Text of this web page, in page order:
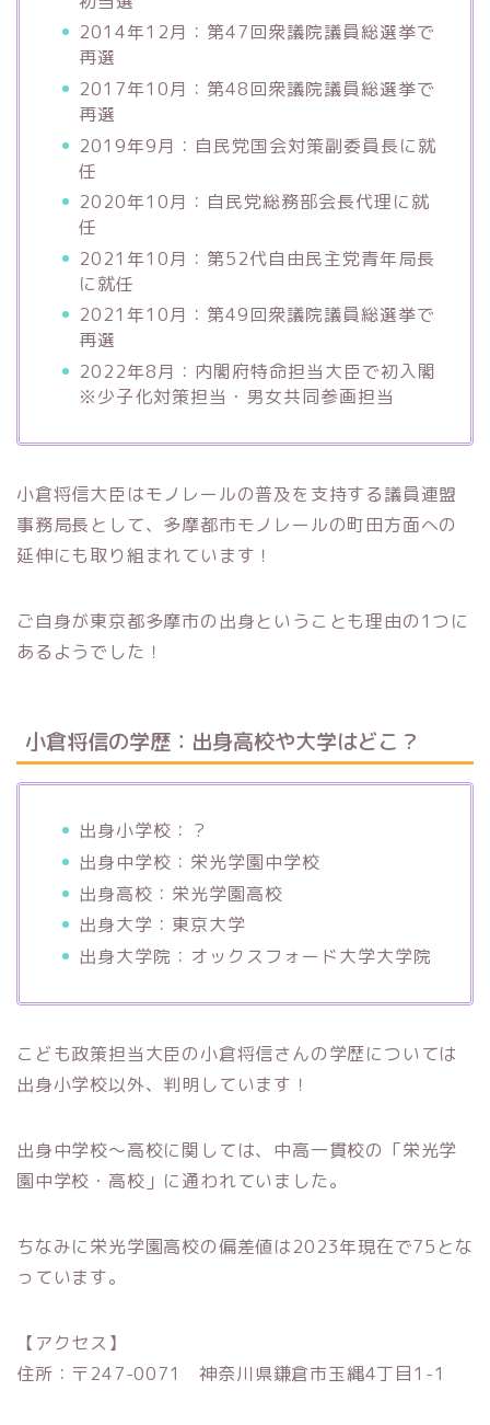
2014年12月：第47回衆議院議員総選挙で
再選
2017年10月：第48回衆議院議員総選挙で
再選
2019年9月：自民党国会対策副委員長に就
任
2020年10月：自民党総務部会長代理に就
任
2021年10月：第52代自由民主党青年局長
に就任
2021年10月：第49回衆議院議員総選挙で
再選
2022年8月：内閣府特命担当大臣で初入閣
※少子化対策担当・男女共同参画担当
小倉将信大臣はモノレールの普及を支持する議員連盟
事務局長として、多摩都市モノレールの町田方面への
延伸にも取り組まれています！
ご自身が東京都多摩市の出身ということも理由の1つに
あるようでした！
小倉将信の学歴：出身高校や大学はどこ？
出身小学校：？
出身中学校：栄光学園中学校
出身高校：栄光学園高校
出身大学：東京大学
出身大学院：オックスフォード大学大学院
こども政策担当大臣の小倉将信さんの学歴については
出身小学校以外、判明しています！
出身中学校〜高校に関しては、中高一貫校の「栄光学
園中学校・高校」に通われていました。
ちなみに栄光学園高校の偏差値は2023年現在で75とな
っています。
【アクセス】
住所：〒247-0071 神奈川県鎌倉市玉縄4丁目1-1